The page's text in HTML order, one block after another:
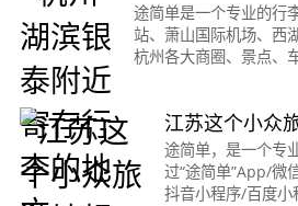
途简单是一个专业的行
站、萧山国际机场、西
杭州各大商圈、景点、
江苏这个小众
港居然能这样
途简单，是一个专
过“途简单”App/微
抖音小程序/百度